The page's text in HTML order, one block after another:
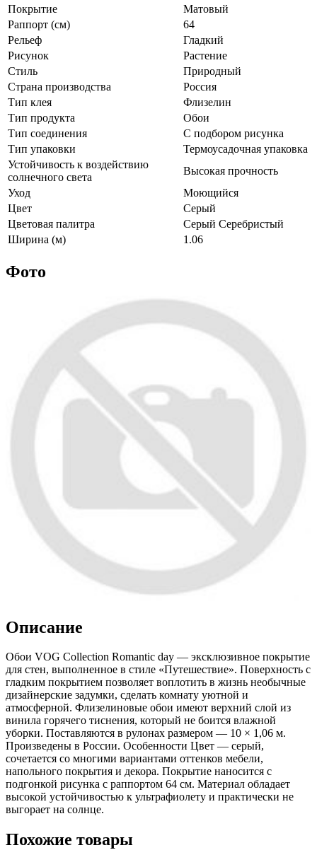
Покрытие
Матовый
Раппорт (см)
64
Рельеф
Гладкий
Рисунок
Растение
Стиль
Природный
Страна производства
Россия
Тип клея
Флизелин
Тип продукта
Обои
Тип соединения
С подбором рисунка
Тип упаковки
Термоусадочная упаковка
Устойчивость к воздействию
солнечного света
Высокая прочность
Уход
Моющийся
Цвет
Серый
Цветовая палитра
Серый Серебристый
Ширина (м)
1.06
Фото
Описание
Обои VOG Collection Romantic day — эксклюзивное покрытие
для стен, выполненное в стиле «Путешествие». Поверхность с
гладким покрытием позволяет воплотить в жизнь необычные
дизайнерские задумки, сделать комнату уютной и
атмосферной. Флизелиновые обои имеют верхний слой из
винила горячего тиснения, который не боится влажной
уборки. Поставляются в рулонах размером — 10 × 1,06 м.
Произведены в России. Особенности Цвет — серый,
сочетается со многими вариантами оттенков мебели,
напольного покрытия и декора. Покрытие наносится с
подгонкой рисунка с раппортом 64 см. Материал обладает
высокой устойчивостью к ультрафиолету и практически не
выгорает на солнце.
Похожие товары